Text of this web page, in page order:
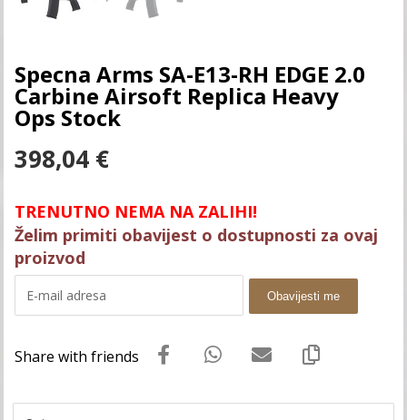
Specna Arms SA-E13-RH EDGE 2.0
Carbine Airsoft Replica Heavy
Ops Stock
398,04 €
TRENUTNO NEMA NA ZALIHI!
Želim primiti obavijest o dostupnosti za ovaj
proizvod
Obavijesti me